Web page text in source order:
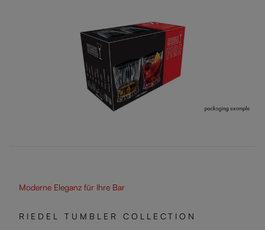
Moderne Eleganz für Ihre Bar
RIEDEL TUMBLER COLLECTION